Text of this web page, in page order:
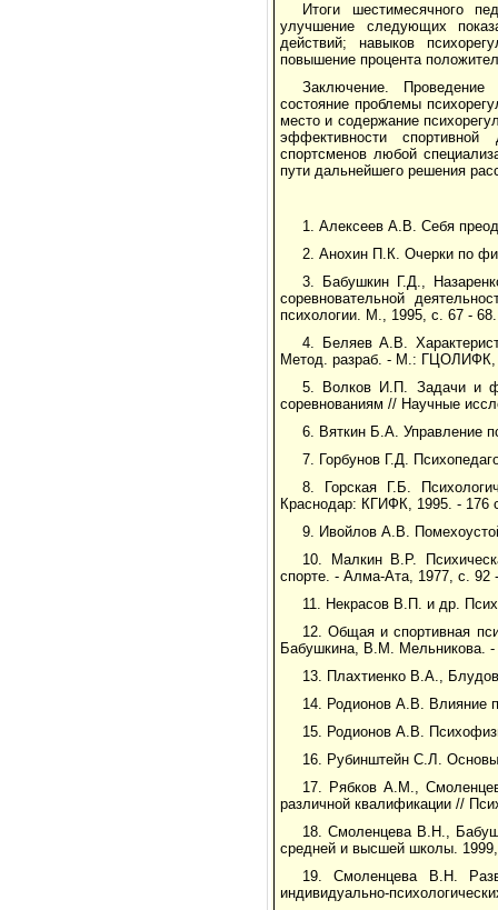
Итоги шестимесячного
улучшение следующих
действий; навыков
повышение процента
Заключение. Проведение
состояние проблемы
место и содержание
эффективности спортивной
спортсменов любой
пути дальнейшего решения
1. Алексеев А.В. Себя
2. Анохин П.К. Очерки по
3. Бабушкин Г.Д.,
соревновательной
психологии. М., 1995, с. 67 - 68.
4. Беляев А.В.
Метод. разраб. - М.: ГЦОЛИФК,
5. Волков И.П. Задачи и
соревнованиям // Научные
6. Вяткин Б.А. Управление
7. Горбунов Г.Д.
8. Горская Г.Б.
Краснодар: КГИФК, 1995. - 176
9. Ивойлов А.В.
10. Малкин В.Р.
спорте. - Алма-Ата, 1977, с. 92
11. Некрасов В.П. и др.
12. Общая и спортивная
Бабушкина, В.М. Мельникова.
13. Плахтиенко В.А.,
14. Родионов А.В. Влияние
15. Родионов А.В.
16. Рубинштейн С.Л.
17. Рябков А.М.,
различной квалификации //
18. Смоленцева В.Н.,
средней и высшей школы.
19. Смоленцева В.Н.
индивидуально-